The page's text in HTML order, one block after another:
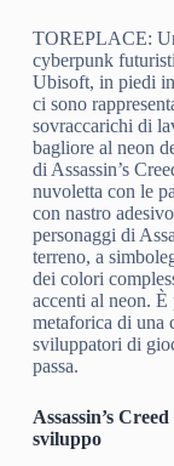
TOREPLACE:
cyberpunk
Ubisoft, in piedi
ci sono
sovraccarichi di
bagliore al neon
di Assassin’s
nuvoletta con le
con nastro
personaggi di
terreno, a
dei colori
accenti al neon. È
metaforica di una
sviluppatori di
passa.
Assassin’s
sviluppo